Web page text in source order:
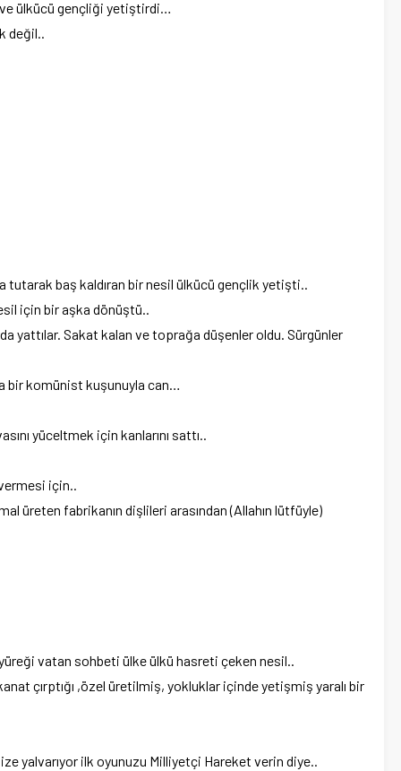
ve ülkücü gençliği yetiştirdi…
değil..
tutarak baş kaldıran bir nesil ülkücü gençlik yetişti..
için bir aşka dönüştü..
yattılar. Sakat kalan ve toprağa düşenler oldu. Sürgünler
bir komünist kuşunuyla can…
yüceltmek için kanlarını sattı..
vermesi için..
üreten fabrikanın dişlileri arasından (Allahın lütfüyle)
vatan sohbeti ülke ülkü hasreti çeken nesil..
çırptığı ,özel üretilmiş, yokluklar içinde yetişmiş yaralı bir
yalvarıyor ilk oyunuzu Milliyetçi Hareket verin diye..